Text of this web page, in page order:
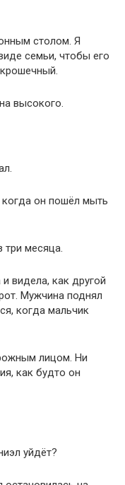
столом. Я
семьи, чтобы его
высокого.
когда он пошёл мыть
три месяца.
видела, как другой
Мужчина поднял
когда мальчик
лицом. Ни
как будто он
уйдёт?